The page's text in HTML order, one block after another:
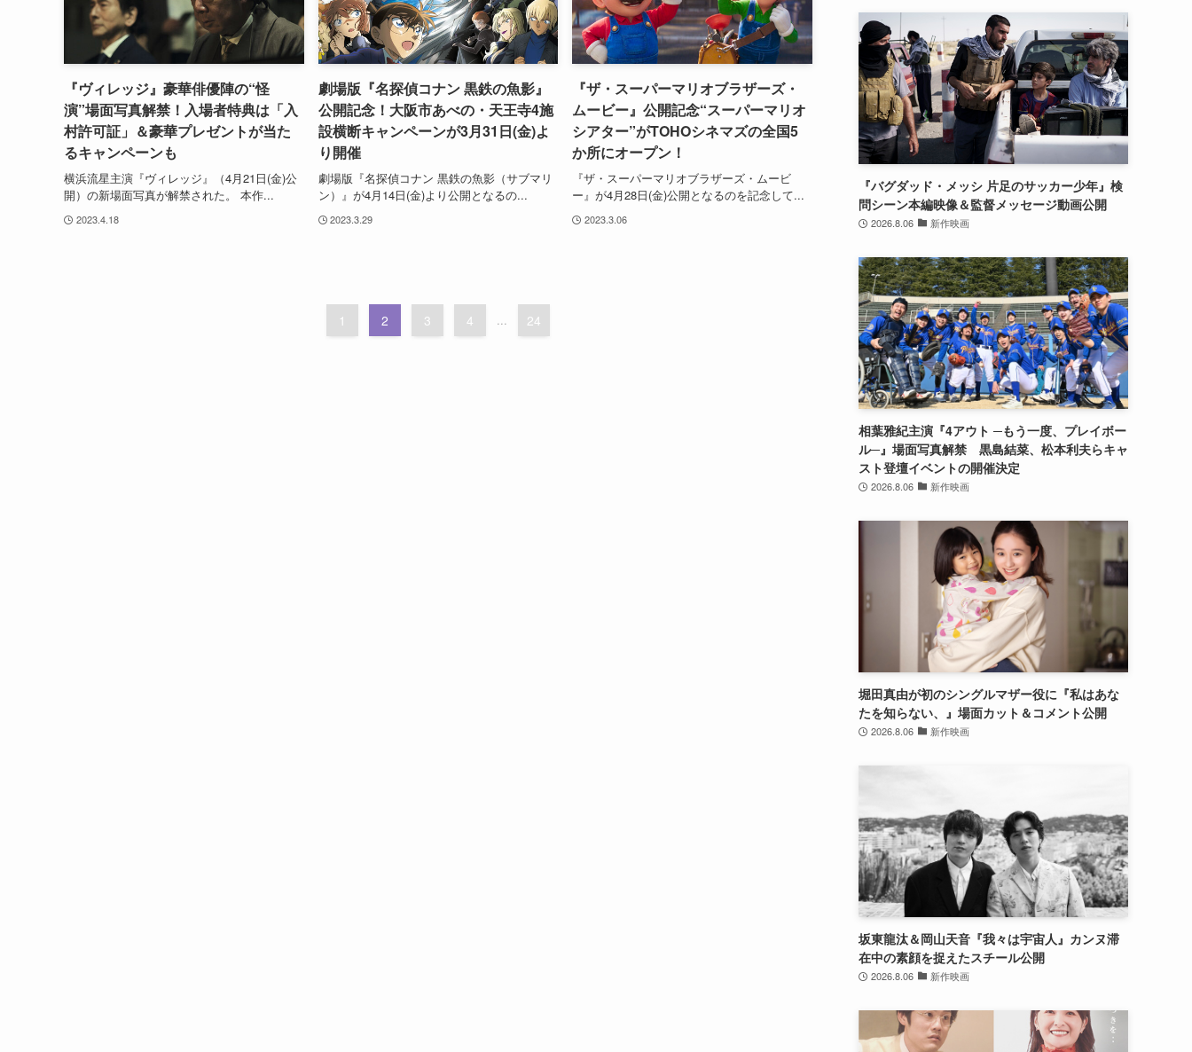
『ヴィレッジ』豪華俳優陣の“怪
演”場面写真解禁！入場者特典は「入
村許可証」＆豪華プレゼントが当た
るキャンペーンも
横浜流星主演『ヴィレッジ』（4月21日(金)公
開）の新場面写真が解禁された。 本作...
2023.4.18
劇場版『名探偵コナン 黒鉄の魚影』
公開記念！大阪市あべの・天王寺4施
設横断キャンペーンが3月31日(金)よ
り開催
劇場版『名探偵コナン 黒鉄の魚影（サブマリ
ン）』が4月14日(金)より公開となるの...
2023.3.29
『ザ・スーパーマリオブラザーズ・
ムービー』公開記念“スーパーマリオ
シアター”がTOHOシネマズの全国5
か所にオープン！
『ザ・スーパーマリオブラザーズ・ムービ
ー』が4月28日(金)公開となるのを記念して...
2023.3.06
1 2 3 4 ... 24
『バグダッド・メッシ 片足のサッカー少年』検
問シーン本編映像＆監督メッセージ動画公開
2026.8.06 新作映画
相葉雅紀主演『4アウト ─もう一度、プレイボー
ル─』場面写真解禁 黒島結菜、松本利夫らキャ
スト登壇イベントの開催決定
2026.8.06 新作映画
堀田真由が初のシングルマザー役に『私はあな
たを知らない、』場面カット＆コメント公開
2026.8.06 新作映画
坂東龍汰＆岡山天音『我々は宇宙人』カンヌ滞
在中の素顔を捉えたスチール公開
2026.8.06 新作映画